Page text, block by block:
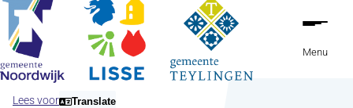
Ga naar de inhoud
Menu
Lees voor Translate